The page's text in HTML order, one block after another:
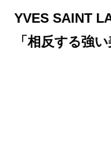
YVES SAINT
「相反する強